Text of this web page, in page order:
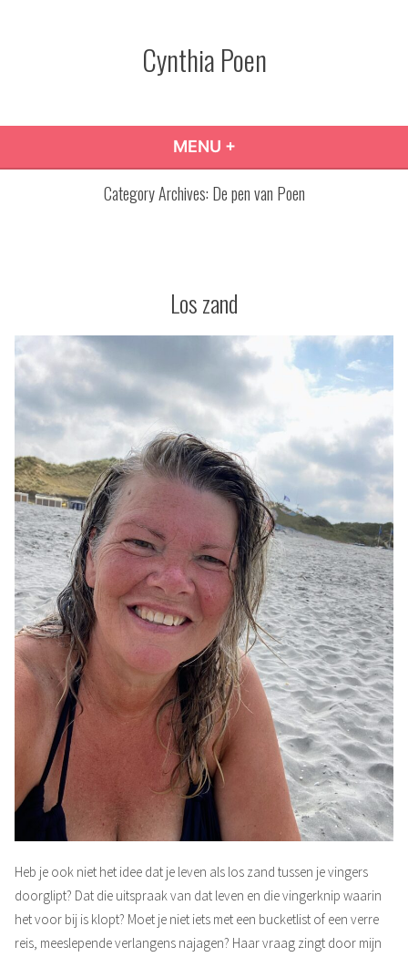
Cynthia Poen
MENU +
Category Archives: De pen van Poen
Los zand
Heb je ook niet het idee dat je leven als los zand tussen je vingers
doorglipt? Dat die uitspraak van dat leven en die vingerknip waarin
het voor bij is klopt? Moet je niet iets met een bucketlist of een verre
reis, meeslepende verlangens najagen? Haar vraag zingt door mijn